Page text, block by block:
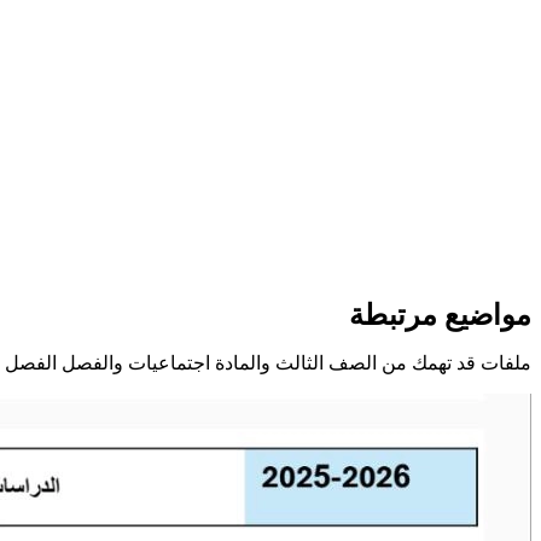
مواضيع مرتبطة
ملفات قد تهمك من الصف الثالث والمادة اجتماعيات والفصل الفصل